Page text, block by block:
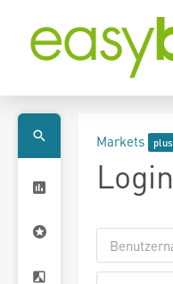
Markets
Login